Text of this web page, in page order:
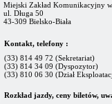
Miejski Zakład Komunikacyjny
ul. Długa 50
43-309 Bielsko-Biała
Kontakt, telefony :
(33) 814 49 72 (Sekretariat)
(33) 814 34 09 (Dyspozytor)
(33) 810 06 30 (Dział
Rozkład jazdy, ceny biletów,